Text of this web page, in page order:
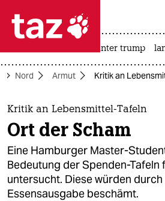
 taz zahl ich
taz zahl ich
themen
politik
öko
gesellschaft
usa unter trump
Nord Armut Kritik an
Kritik an Lebensmittel-Tafeln
Ort der Scham
Eine Hamburger Master-
Bedeutung der Spenden-Tafeln
untersucht. Diese würden
Essensausgabe beschämt.